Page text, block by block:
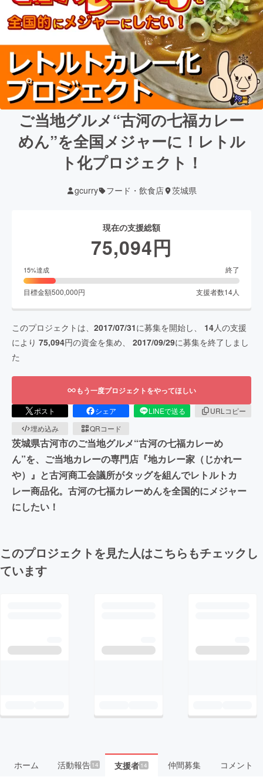
ご当地グルメ“古河の七福カレー
めん”を全国メジャーに！レトル
ト化プロジェクト！
gcurry フード・飲食店 茨城県
現在の支援総額
75,094円
15%達成 終了
目標金額500,000円 支援者数14人
このプロジェクトは、 2017/07/31に募集を開始し、 14人の支援
により 75,094円の資金を集め、 2017/09/29に募集を終了しまし
た
もう一度プロジェクトをやってほしい
ポスト シェア LINEで送る
URLコピー
埋め込み
QRコード
茨城県古河市のご当地グルメ“古河の七福カレーめ
ん”を、ご当地カレーの専門店『地カレー家（じかれー
や）』と古河商工会議所がタッグを組んでレトルトカ
レー商品化。古河の七福カレーめんを全国的にメジャー
にしたい！
このプロジェクトを見た人はこちらもチェックし
ています
ホーム 活動報告14 支援者 14 仲間募集 コメント